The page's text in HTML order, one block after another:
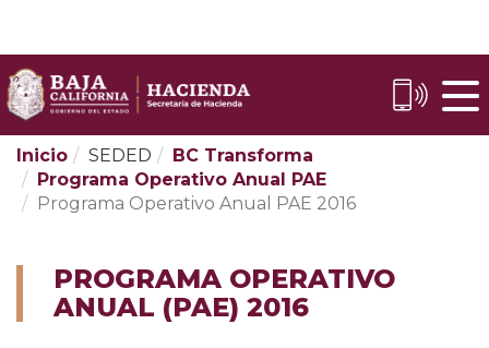
Content
Inicio SEDED
BC Transforma
Programa Operativo Anual PAE
Programa Operativo Anual PAE 2016
PROGRAMA OPERATIVO
ANUAL (PAE) 2016